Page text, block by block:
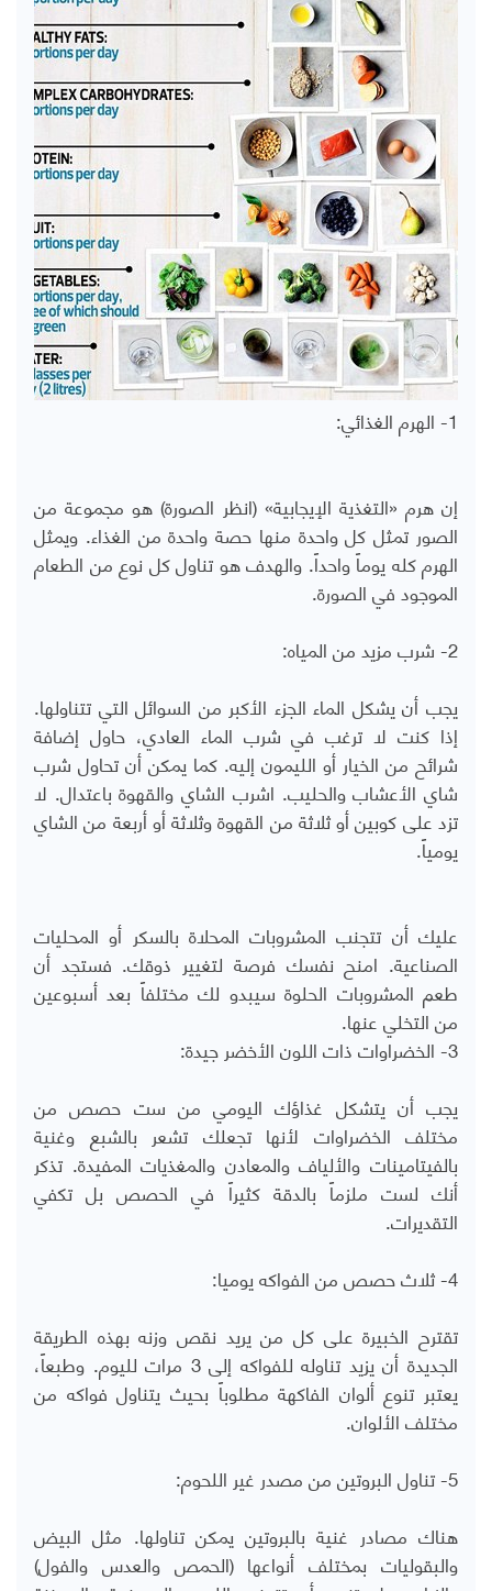
1- الهرم الغذائي:
إن هرم «التغذية الإيجابية» (انظر الصورة) هو مجموعة من
الصور تمثل كل واحدة منها حصة واحدة من الغذاء. ويمثل
الهرم كله يوماً واحداً. والهدف هو تناول كل نوع من الطعام
الموجود في الصورة.
2- شرب مزيد من المياه:
يجب أن يشكل الماء الجزء الأكبر من السوائل التي تتناولها.
إذا كنت لا ترغب في شرب الماء العادي، حاول إضافة
شرائح من الخيار أو الليمون إليه. كما يمكن أن تحاول شرب
شاي الأعشاب والحليب. اشرب الشاي والقهوة باعتدال. لا
تزد على كوبين أو ثلاثة من القهوة وثلاثة أو أربعة من الشاي
يومياً.
عليك أن تتجنب المشروبات المحلاة بالسكر أو المحليات
الصناعية. امنح نفسك فرصة لتغيير ذوقك. فستجد أن
طعم المشروبات الحلوة سيبدو لك مختلفاً بعد أسبوعين
من التخلي عنها.
3- الخضراوات ذات اللون الأخضر جيدة:
يجب أن يتشكل غذاؤك اليومي من ست حصص من
مختلف الخضراوات لأنها تجعلك تشعر بالشبع وغنية
بالفيتامينات والألياف والمعادن والمغذيات المفيدة. تذكر
أنك لست ملزماً بالدقة كثيراً في الحصص بل تكفي
التقديرات.
4- ثلاث حصص من الفواكه يوميا:
تقترح الخبيرة على كل من يريد نقص وزنه بهذه الطريقة
الجديدة أن يزيد تناوله للفواكه إلى 3 مرات لليوم. وطبعاً،
يعتبر تنوع ألوان الفاكهة مطلوباً بحيث يتناول فواكه من
مختلف الألوان.
5- تناول البروتين من مصدر غير اللحوم:
هناك مصادر غنية بالبروتين يمكن تناولها. مثل البيض
والبقوليات بمختلف أنواعها (الحمص والعدس والفول)